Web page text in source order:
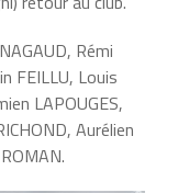
Rémi
FEILLU, Louis
LAPOUGES,
Aurélien